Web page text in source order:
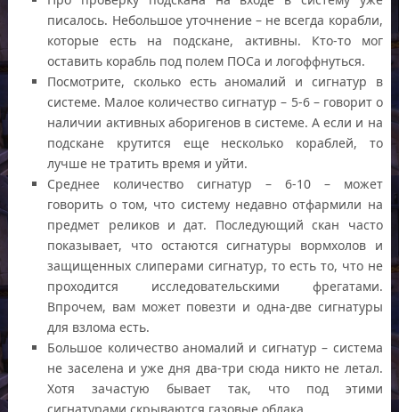
писалось. Небольшое уточнение – не всегда корабли,
которые есть на подскане, активны. Кто-то мог
оставить корабль под полем ПОСа и логоффнуться.
Посмотрите, сколько есть аномалий и сигнатур в
системе. Малое количество сигнатур – 5-6 – говорит о
наличии активных аборигенов в системе. А если и на
подскане крутится еще несколько кораблей, то
лучше не тратить время и уйти.
Среднее количество сигнатур – 6-10 – может
говорить о том, что систему недавно отфармили на
предмет реликов и дат. Последующий скан часто
показывает, что остаются сигнатуры вормхолов и
защищенных слиперами сигнатур, то есть то, что не
проходится исследовательскими фрегатами.
Впрочем, вам может повезти и одна-две сигнатуры
для взлома есть.
Большое количество аномалий и сигнатур – система
не заселена и уже дня два-три сюда никто не летал.
Хотя зачастую бывает так, что под этими